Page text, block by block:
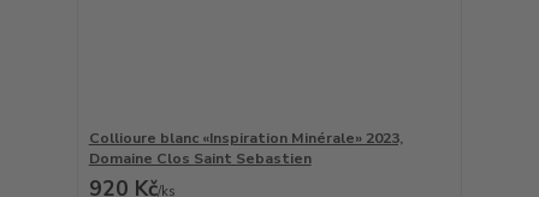
Collioure blanc «Inspiration Minérale» 2023,
Domaine Clos Saint Sebastien
920 Kč/ks